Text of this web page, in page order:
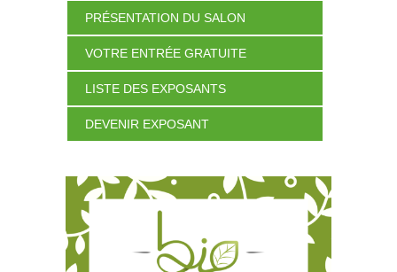
PRÉSENTATION DU SALON
VOTRE ENTRÉE GRATUITE
LISTE DES EXPOSANTS
DEVENIR EXPOSANT